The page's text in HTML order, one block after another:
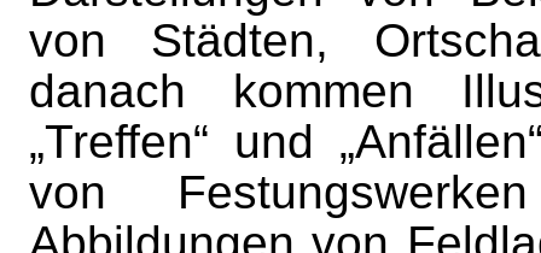
von Städten,
danach kommen
„Treffen“ und
von